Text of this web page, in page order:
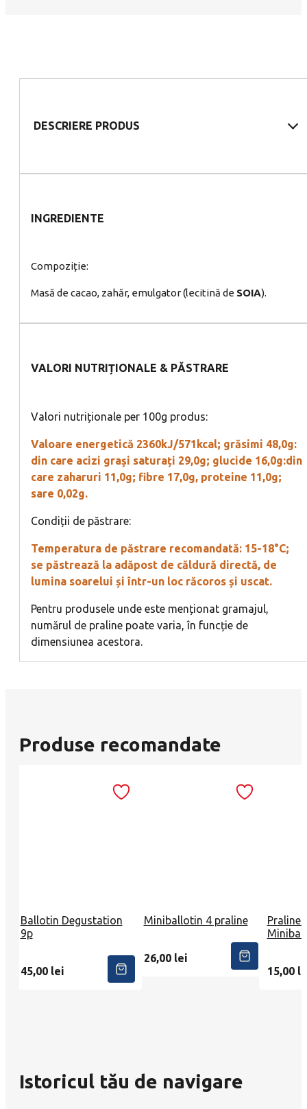
DESCRIERE PRODUS
INGREDIENTE
Compoziție:
Masă de cacao, zahăr, emulgator (lecitină de SOIA).
VALORI NUTRIȚIONALE & PĂSTRARE
Valori nutriționale per 100g produs:
Valoare energetică 2360kJ/571kcal; grăsimi 48,0g:
din care acizi grași saturați 29,0g; glucide 16,0g:din
care zaharuri 11,0g; fibre 17,0g, proteine 11,0g;
sare 0,02g.
Condiții de păstrare:
Temperatura de păstrare recomandată: 15-18°C;
se păstrează la adăpost de căldură directă, de
lumina soarelui și într-un loc răcoros și uscat.
Pentru produsele unde este menționat gramajul,
numărul de praline poate varia, în funcție de
dimensiunea acestora.
Produse recomandate
Ballotin Degustation
9p
45,00 lei
Miniballotin 4 praline
26,00 lei
Praline
15,00
Istoricul tău de navigare